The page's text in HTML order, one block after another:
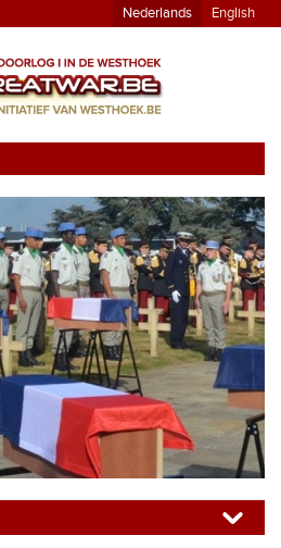
Nederlands English